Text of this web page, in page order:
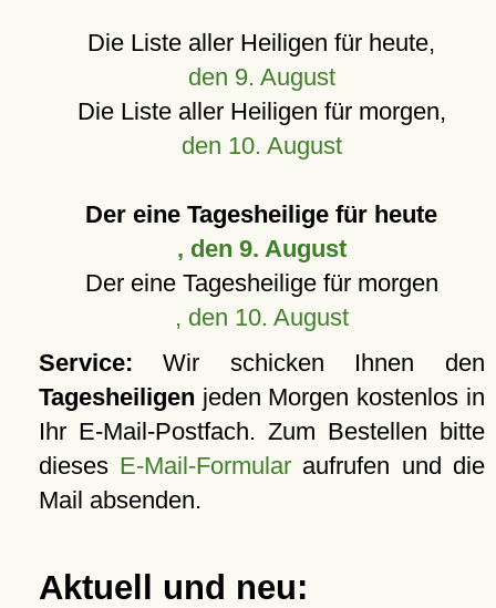
Die Liste aller Heiligen für heute,
den 9. August
Die Liste aller Heiligen für morgen,
den 10. August
Der eine Tagesheilige für heute
, den 9. August
Der eine Tagesheilige für morgen
, den 10. August
Service: Wir schicken Ihnen den
Tagesheiligen jeden Morgen kostenlos in
Ihr E-Mail-Postfach. Zum Bestellen bitte
dieses E-Mail-Formular aufrufen und die
Mail absenden.
Aktuell und neu: